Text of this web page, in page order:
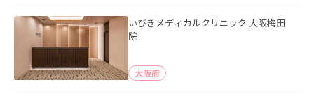
いびきメディカルクリニック 大阪梅田
院
大阪府